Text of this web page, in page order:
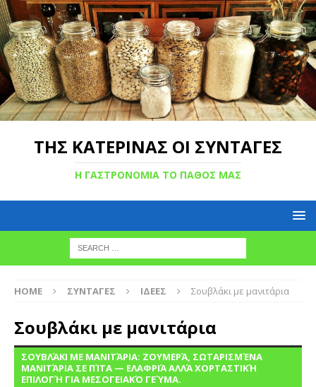
ΤΗΣ ΚΑΤΕΡΙΝΑΣ ΟΙ ΣΥΝΤΑΓΕΣ
Η ΓΑΣΤΡΟΝΟΜΙΑ ΤΟ ΠΑΘΟΣ ΜΑΣ
HOME ΣΥΝΤΑΓΕΣ ΙΔΕΕΣ Σουβλάκι με μανιτάρια
Σουβλάκι με μανιτάρια
ΣΟΥΒΛΆΚΙ ΜΕ ΜΑΝΙΤΆΡΙΑ: ΖΟΥΜΕΡΆ, ΣΩΤΑΡΙΣΜΈΝΑ
ΜΑΝΙΤΆΡΙΑ ΣΕ ΠΊΤΑ — ΕΛΑΦΡΙΆ ΑΛΛΆ ΧΟΡΤΑΣΤΙΚΉ
ΕΠΙΛΟΓΉ ΓΙΑ ΜΕΣΟΓΕΙΑΚΌ ΓΕΎΜΑ.